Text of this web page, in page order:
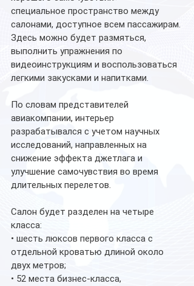
специальное пространство между
салонами, доступное всем пассажирам.
Здесь можно будет размяться,
выполнить упражнения по
видеоинструкциям и воспользоваться
легкими закусками и напитками.
По словам представителей
авиакомпании, интерьер
разрабатывался с учетом научных
исследований, направленных на
снижение эффекта джетлага и
улучшение самочувствия во время
длительных перелетов.
Салон будет разделен на четыре
класса:
• шесть люксов первого класса с
отдельной кроватью длиной около
двух метров;
• 52 места бизнес-класса,